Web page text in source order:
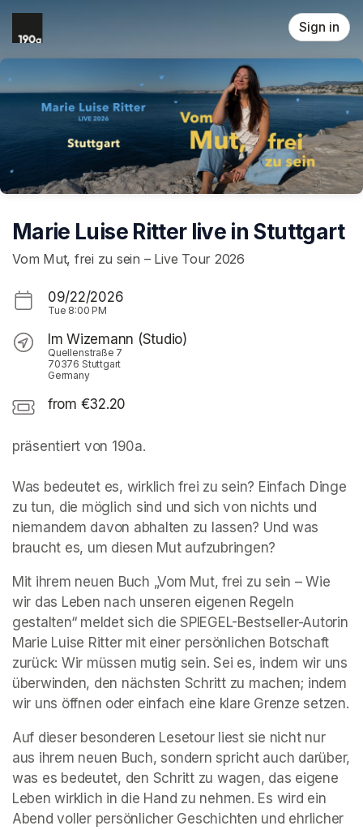
Skip header
Sign in
Marie Luise Ritter live in Stuttgart
Vom Mut, frei zu sein – Live Tour 2026
09/22/2026
Tue 8:00 PM
Im Wizemann (Studio)
Quellenstraße 7
70376 Stuttgart
Germany
from €32.20
präsentiert von 190a.
Was bedeutet es, wirklich frei zu sein? Einfach Dinge
zu tun, die möglich sind und sich von nichts und
niemandem davon abhalten zu lassen? Und was
braucht es, um diesen Mut aufzubringen?
Mit ihrem neuen Buch „Vom Mut, frei zu sein – Wie
wir das Leben nach unseren eigenen Regeln
gestalten“ meldet sich die SPIEGEL-Bestseller-Autorin
Marie Luise Ritter mit einer persönlichen Botschaft
zurück: Wir müssen mutig sein. Sei es, indem wir uns
überwinden, den nächsten Schritt zu machen; indem
wir uns öffnen oder einfach eine klare Grenze setzen.
Auf dieser besonderen Lesetour liest sie nicht nur
aus ihrem neuen Buch, sondern spricht auch darüber,
was es bedeutet, den Schritt zu wagen, das eigene
Leben wirklich in die Hand zu nehmen. Es wird ein
Abend voller persönlicher Geschichten und ehrlicher